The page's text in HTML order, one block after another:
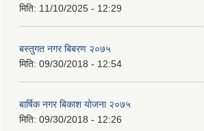
मिति: 11/10/2025 - 12:29
बस्तुगत नगर बिबरण २०७५
मिति: 09/30/2018 - 12:54
बार्षिक नगर बिकाश योजना २०७५
मिति: 09/30/2018 - 12:26